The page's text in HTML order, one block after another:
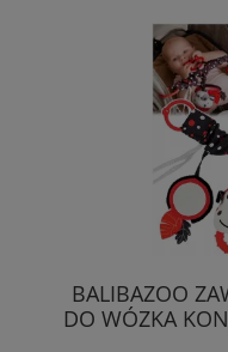
BALIBAZOO
DO WÓZKA